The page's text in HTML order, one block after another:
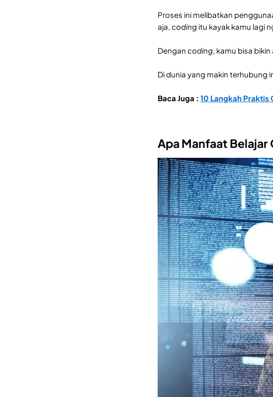
Proses ini melibatkan
aja, coding itu kayak kamu lagi
Dengan coding, kamu bisa bikin
Di dunia yang makin terhubung
Baca Juga : 10 Langkah Praktis
Apa Manfaat Belajar